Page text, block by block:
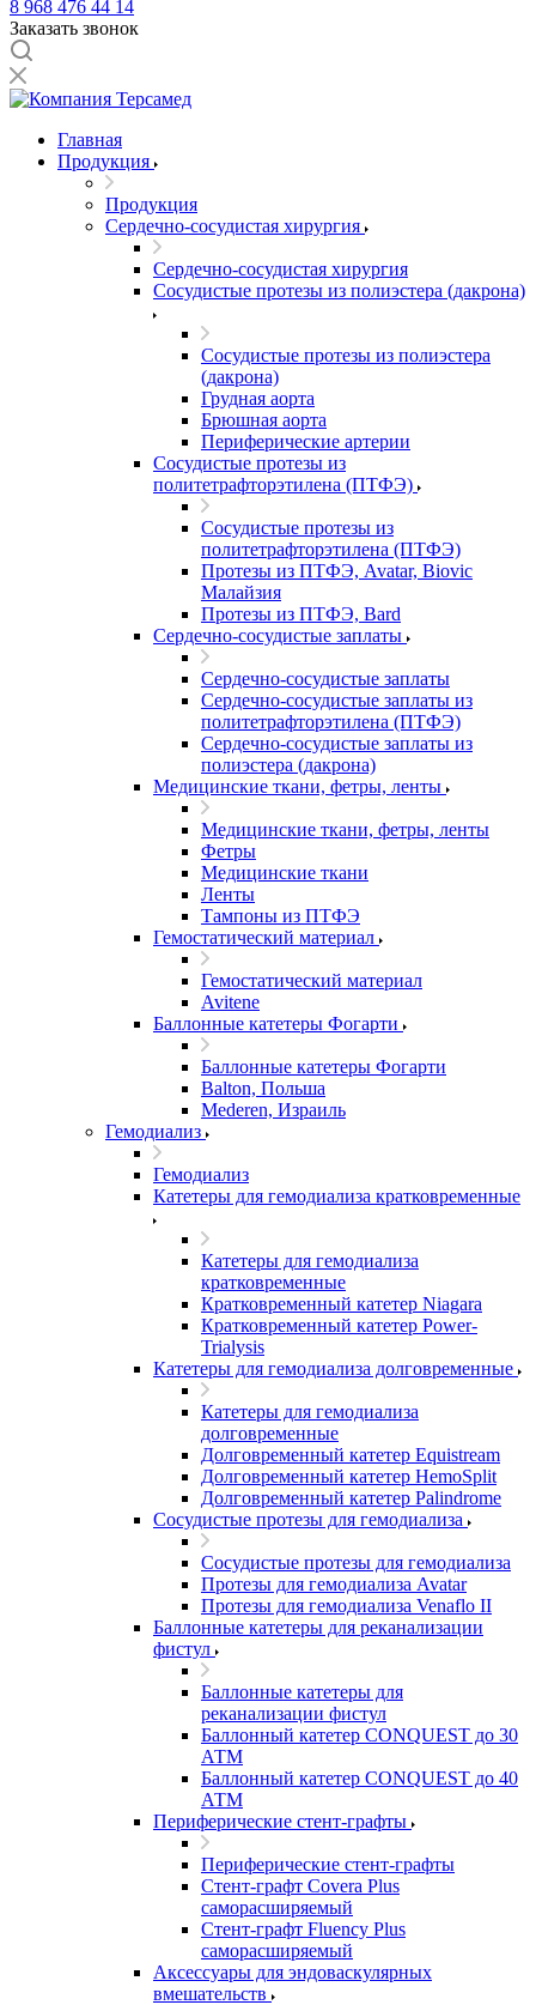
8 968 476 44 14
Заказать звонок
Главная
Продукция
Продукция
Сердечно-сосудистая хирургия
Сердечно-сосудистая хирургия
Сосудистые протезы из полиэстера (дакрона)
Сосудистые протезы из полиэстера
(дакрона)
Грудная аорта
Брюшная аорта
Периферические артерии
Сосудистые протезы из
политетрафторэтилена (ПТФЭ)
Сосудистые протезы из
политетрафторэтилена (ПТФЭ)
Протезы из ПТФЭ, Avatar, Biovic
Малайзия
Протезы из ПТФЭ, Bard
Сердечно-сосудистые заплаты
Сердечно-сосудистые заплаты
Сердечно-сосудистые заплаты из
политетрафторэтилена (ПТФЭ)
Сердечно-сосудистые заплаты из
полиэстера (дакрона)
Медицинские ткани, фетры, ленты
Медицинские ткани, фетры, ленты
Фетры
Медицинские ткани
Ленты
Тампоны из ПТФЭ
Гемостатический материал
Гемостатический материал
Avitene
Баллонные катетеры Фогарти
Баллонные катетеры Фогарти
Balton, Польша
Mederen, Израиль
Гемодиализ
Гемодиализ
Катетеры для гемодиализа кратковременные
Катетеры для гемодиализа
кратковременные
Кратковременный катетер Niagara
Кратковременный катетер Power-
Trialysis
Катетеры для гемодиализа долговременные
Катетеры для гемодиализа
долговременные
Долговременный катетер Equistream
Долговременный катетер HemoSplit
Долговременный катетер Palindrome
Сосудистые протезы для гемодиализа
Сосудистые протезы для гемодиализа
Протезы для гемодиализа Avatar
Протезы для гемодиализа Venaflo II
Баллонные катетеры для реканализации
фистул
Баллонные катетеры для
реканализации фистул
Баллонный катетер CONQUEST до 30
АТМ
Баллонный катетер CONQUEST до 40
АТМ
Периферические стент-графты
Периферические стент-графты
Стент-графт Covera Plus
саморасширяемый
Стент-графт Fluency Plus
саморасширяемый
Аксессуары для эндоваскулярных
вмешательств